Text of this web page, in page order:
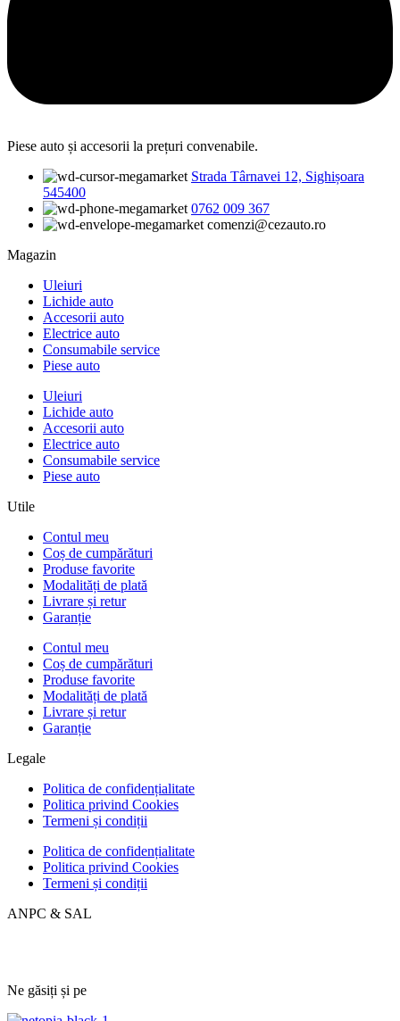
Piese auto și accesorii la prețuri convenabile.
Strada Târnavei 12, Sighișoara
545400
0762 009 367
comenzi@cezauto.ro
Magazin
Uleiuri
Lichide auto
Accesorii auto
Electrice auto
Consumabile service
Piese auto
Uleiuri
Lichide auto
Accesorii auto
Electrice auto
Consumabile service
Piese auto
Utile
Contul meu
Coș de cumpărături
Produse favorite
Modalități de plată
Livrare și retur
Garanție
Contul meu
Coș de cumpărături
Produse favorite
Modalități de plată
Livrare și retur
Garanție
Legale
Politica de confidențialitate
Politica privind Cookies
Termeni și condiții
Politica de confidențialitate
Politica privind Cookies
Termeni și condiții
ANPC & SAL
Ne găsiți și pe